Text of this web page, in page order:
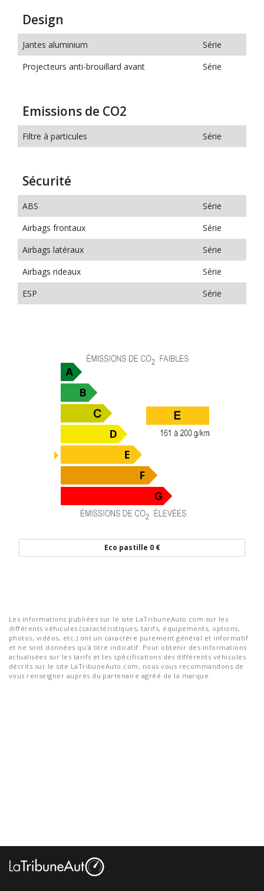
Design
Jantes aluminium
Série
Projecteurs anti-brouillard avant
Série
Emissions de CO2
Filtre à particules Série
Sécurité
ABS
Série
Airbags frontaux
Série
Airbags latéraux
Série
Airbags rideaux
Série
ESP
Série
Eco pastille 0 €
Les informations publiées sur le site LaTribuneAuto.com sur les
différents véhicules (caractéristiques, tarifs, équipements, options,
photos, vidéos, etc.) ont un caractère purement général et informatif
et ne sont données qu'à titre indicatif. Pour obtenir des informations
actualisées sur les tarifs et les spécifications des différents véhicules
décrits sur le site LaTribuneAuto.com, nous vous recommandons de
vous renseigner auprès du partenaire agréé de la marque.